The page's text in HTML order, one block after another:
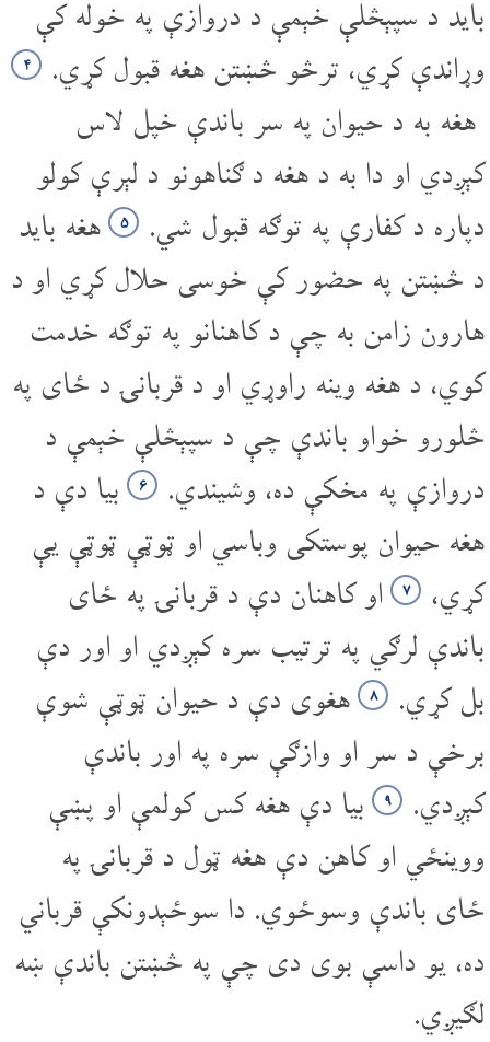
باید د سپېڅلې خېمې د دروازې په خوله کې
وړاندې کړي، ترڅو څښتن هغه قبول کړي.
۴
هغه به د حیوان په سر باندې خپل لاس
کېږدي او دا به د هغه د ګناهونو د لېرې کولو
دپاره د کفارې په توګه قبول شي.
۵ هغه باید
د څښتن په حضور کې خوسی حلال کړي او د
هارون زامن به چې د کاهنانو په توګه خدمت
کوي، د هغه وینه راوړي او د قربانۍ د ځای په
څلورو خواو باندې چې د سپېڅلې خېمې د
دروازې په مخکې ده، وشیندي.
۶ بیا دې د
هغه حیوان پوستکی وباسي او ټوټې ټوټې یې
کړي،
۷ او کاهنان دې د قربانۍ په ځای
باندې لرګي په ترتیب سره کېږدي او اور دې
بل کړي.
۸ هغوی دې د حیوان ټوټې شوې
برخې د سر او وازګې سره په اور باندې
کېږدي.
۹ بیا دې هغه کس کولمې او پښې
ووینځي او کاهن دې هغه ټول د قربانۍ په
ځای باندې وسوځوي. دا سوځېدونکې قرباني
ده، یو داسې بوی دی چې په څښتن باندې ښه
لګیږي.